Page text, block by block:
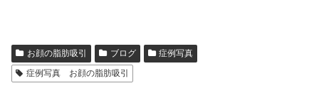
お顔の脂肪吸引 ブログ
症例写真
症例写真 お顔の脂肪吸引